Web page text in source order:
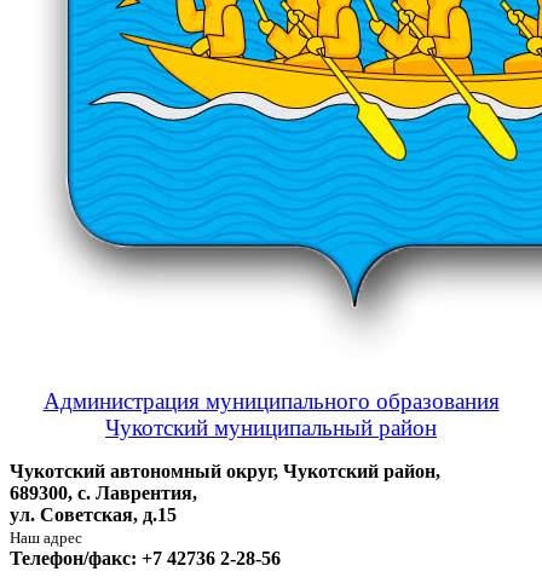
Администрация муниципального образования
Чукотский муниципальный район
Чукотский автономный округ, Чукотский район,
689300, с. Лаврентия,
ул. Советская, д.15
Наш адрес
Телефон/факс: +7 42736 2-28-56